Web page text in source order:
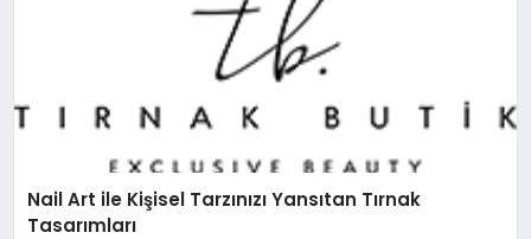
Nail Art ile Kişisel Tarzınızı Yansıtan Tırnak
Tasarımları